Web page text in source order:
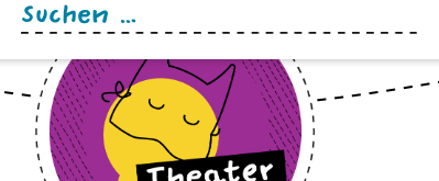
Suchen
nach: